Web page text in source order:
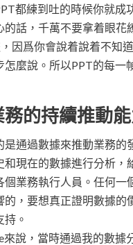
都練到吐的時候你就成
話，千萬不要拿着眼花
因爲你會說着說着不知
怎麼說。所以PPT的每一
的持續推動
是通過數據來推動業務的
現在的數據進行分析，
個業務執行人員。任何一
的，要想真正證明數據的
。
說，當時通過我的數據